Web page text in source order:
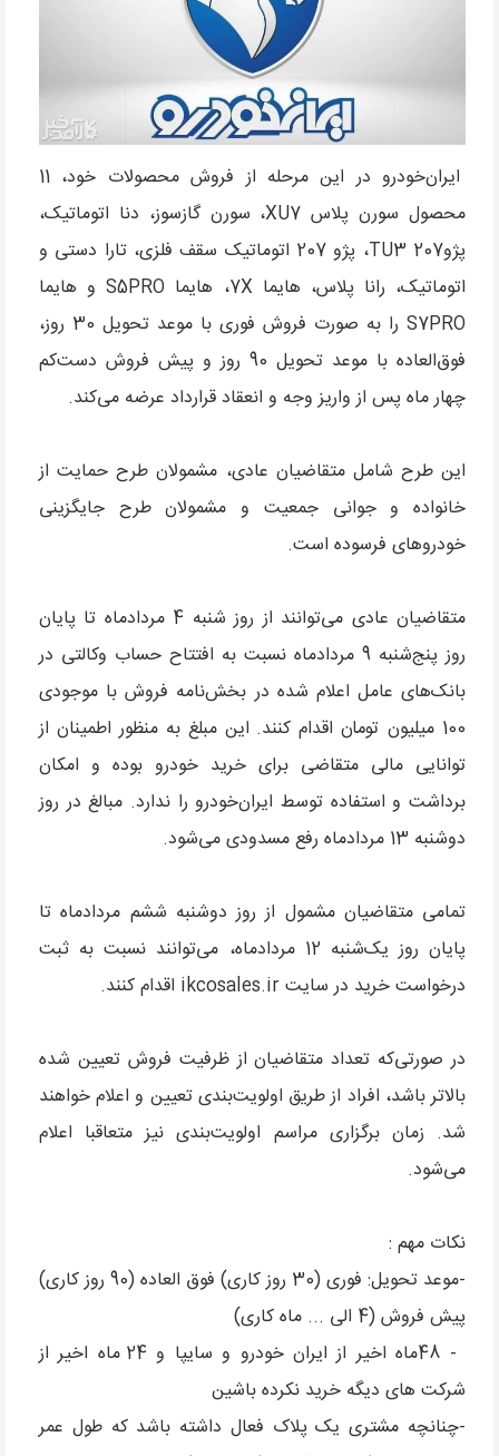
ایران‌خودرو در این مرحله از فروش محصولات خود، 11
محصول سورن پلاس XU7، سورن گازسوز، دنا اتوماتیک،
پژو207 TU3، پژو 207 اتوماتیک سقف فلزی، تارا دستی و
اتوماتیک، رانا پلاس، هایما 7X، هایما S5PRO و هایما
S7PRO را به صورت فروش فوری با موعد تحویل 30 روز،
فوق‌العاده با موعد تحویل 90 روز و پیش فروش دست‌کم
چهار ماه پس از واریز وجه و انعقاد قرارداد عرضه ‌می‌کند.
این طرح شامل متقاضیان عادی، مشمولان طرح حمایت از
خانواده و جوانی جمعیت و مشمولان طرح جایگزینی
خودروهای فرسوده است.
متقاضیان عادی می‌توانند از روز شنبه 4 مردادماه تا پایان
روز پنج‌شنبه 9 مردادماه نسبت به افتتاح حساب وکالتی در
بانک‌های عامل اعلام شده در بخش‌نامه فروش با موجودی
100 میلیون تومان اقدام کنند. این مبلغ به منظور اطمینان از
توانایی مالی متقاضی برای خرید خودرو بوده و امکان
برداشت و استفاده توسط ایران‌خودرو را ندارد. مبالغ در روز
دوشنبه 13 مردادماه رفع مسدودی می‌شود.
تمامی متقاضیان مشمول از روز دوشنبه ششم مردادماه تا
پایان روز یک‌شنبه 12 مردادماه، می‌توانند نسبت به ثبت
درخواست خرید در سایت ikcosales.ir اقدام کنند.
در صورتی‌که تعداد متقاضیان از ظرفیت فروش تعیین شده
بالاتر باشد، افراد از طریق اولویت‌بندی تعیین و اعلام خواهند
شد. زمان برگزاری مراسم اولویت‌بندی نیز متعاقبا اعلام
می‌شود.
نکات مهم :
-موعد تحویل: فوری (30 روز کاری) فوق العاده (90 روز کاری)
پیش فروش (4 الی ... ماه کاری)
- 48ماه اخیر از ایران خودرو و سایپا و 24 ماه اخیر از
شرکت های دیگه خرید نکرده باشین
-چنانچه مشتری یک پلاک فعال داشته باشد که طول عمر